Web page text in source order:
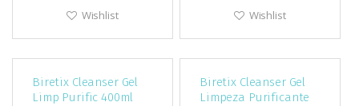
Wishlist Wishlist
Biretix Cleanser Gel
Limp Purific 400ml
Biretix Cleanser Gel
Limpeza Purificante